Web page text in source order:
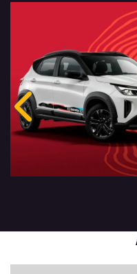
Anterior